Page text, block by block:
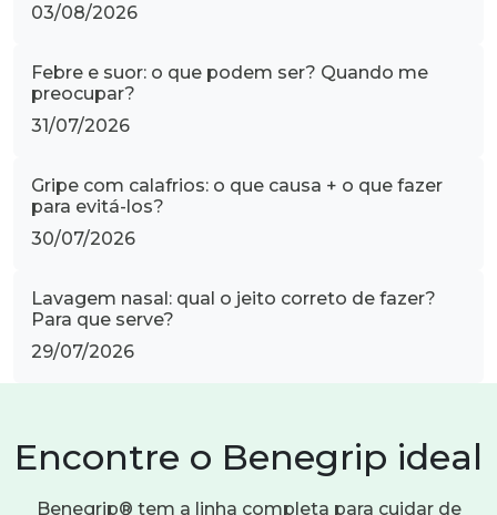
03/08/2026
Febre e suor: o que podem ser? Quando me
preocupar?
31/07/2026
Gripe com calafrios: o que causa + o que fazer
para evitá-los?
30/07/2026
Lavagem nasal: qual o jeito correto de fazer?
Para que serve?
29/07/2026
Encontre o Benegrip ideal
Benegrip® tem a linha completa para cuidar de